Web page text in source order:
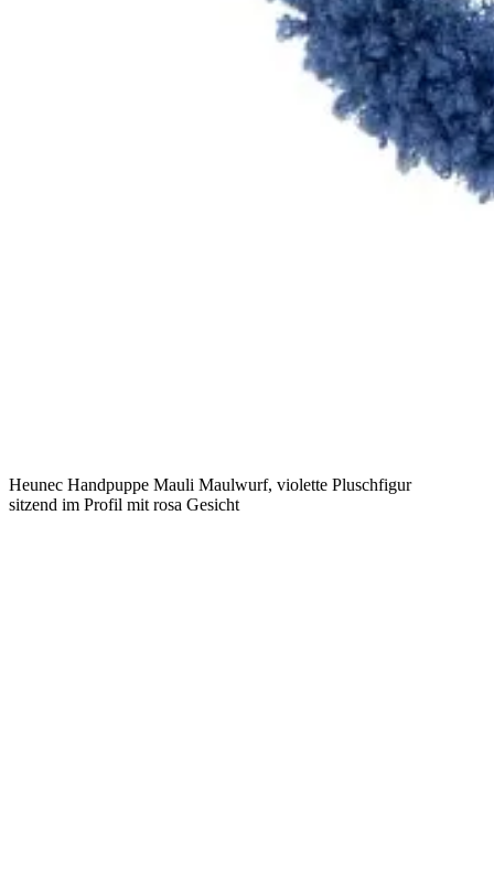
Heunec Handpuppe Mauli Maulwurf, violette Pluschfigur
sitzend im Profil mit rosa Gesicht